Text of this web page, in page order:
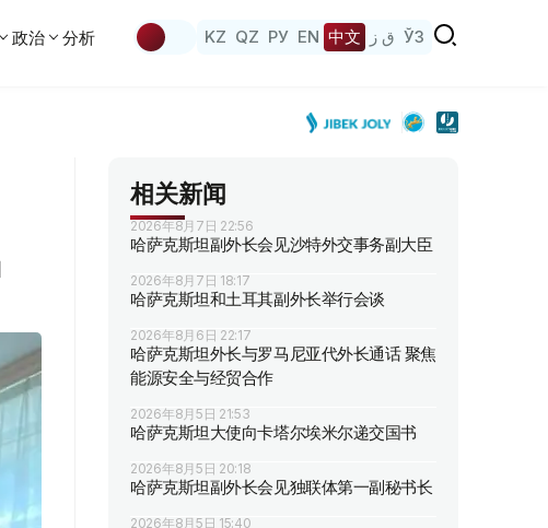
政治 分析 KZ QZ РУ EN 中文 ق ز ЎЗ
相关新闻
2026年8月7日 22:56
哈萨克斯坦副外长会见沙特外交事务副大臣
2026年8月7日 18:17
哈萨克斯坦和土耳其副外长举行会谈
2026年8月6日 22:17
哈萨克斯坦外长与罗马尼亚代外长通话 聚焦
能源安全与经贸合作
2026年8月5日 21:53
哈萨克斯坦大使向卡塔尔埃米尔递交国书
2026年8月5日 20:18
哈萨克斯坦副外长会见独联体第一副秘书长
2026年8月5日 15:40